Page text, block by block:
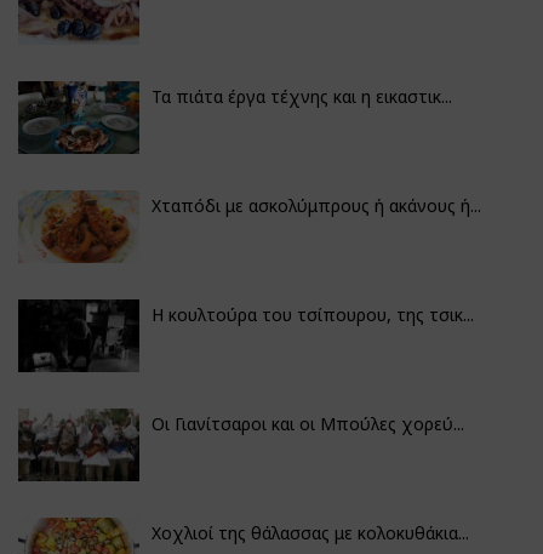
Τα πιάτα έργα τέχνης και η εικαστικ...
Χταπόδι με ασκολύμπρους ή ακάνους ή...
Η κουλτούρα του τσίπουρου, της τσικ...
Οι Γιανίτσαροι και οι Μπούλες χορεύ...
Χοχλιοί της θάλασσας με κολοκυθάκια...